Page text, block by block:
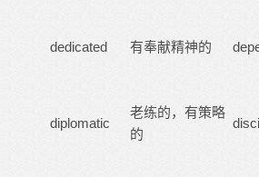
dedicated 有奉献精神的
diplomatic
老练的，有策略
的